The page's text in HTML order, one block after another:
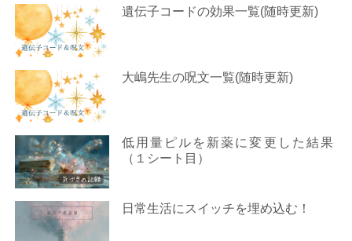
遺伝子コードの効果一覧(随時更新)
大嶋先生の呪文一覧(随時更新)
低用量ピルを新薬に変更した結果
（１シート目）
日常生活にスイッチを埋め込む！